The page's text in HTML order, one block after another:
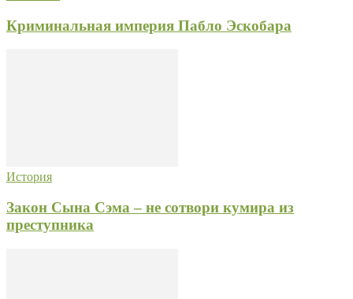
Криминальная империя Пабло Эскобара
История
Закон Сына Сэма – не сотвори кумира из
преступника